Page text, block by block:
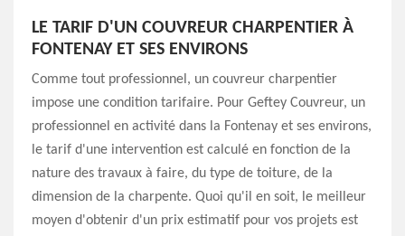
LE TARIF D'UN COUVREUR CHARPENTIER À
FONTENAY ET SES ENVIRONS
Comme tout professionnel, un couvreur charpentier
impose une condition tarifaire. Pour Geftey Couvreur, un
professionnel en activité dans la Fontenay et ses environs,
le tarif d'une intervention est calculé en fonction de la
nature des travaux à faire, du type de toiture, de la
dimension de la charpente. Quoi qu'il en soit, le meilleur
moyen d'obtenir d'un prix estimatif pour vos projets est